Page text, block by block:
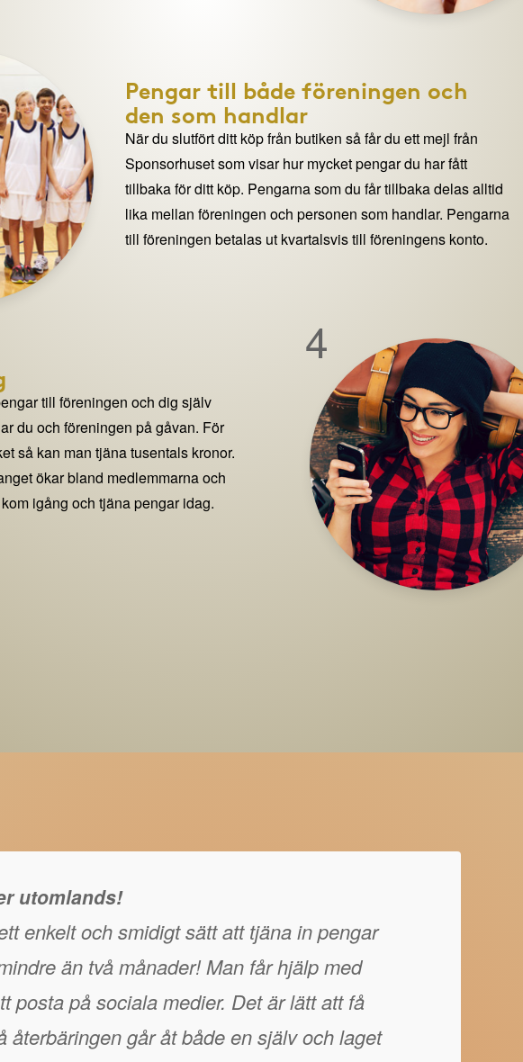
Pengar till både föreningen och
den som handlar
När du slutfört ditt köp från butiken så får du ett mejl från
Sponsorhuset som visar hur mycket pengar du har fått
tillbaka för ditt köp. Pengarna som du får tillbaka delas alltid
lika mellan föreningen och personen som handlar. Pengarna
till föreningen betalas ut kvartalsvis till föreningens konto.
4
till föreningen och dig själv
du och föreningen på gåvan. För
så kan man tjäna tusentals kronor.
ökar bland medlemmarna och
igång och tjäna pengar idag.
utomlands!
enkelt och smidigt sätt att tjäna in pengar
än två månader! Man får hjälp med
posta på sociala medier. Det är lätt att få
återbäringen går åt både en själv och laget